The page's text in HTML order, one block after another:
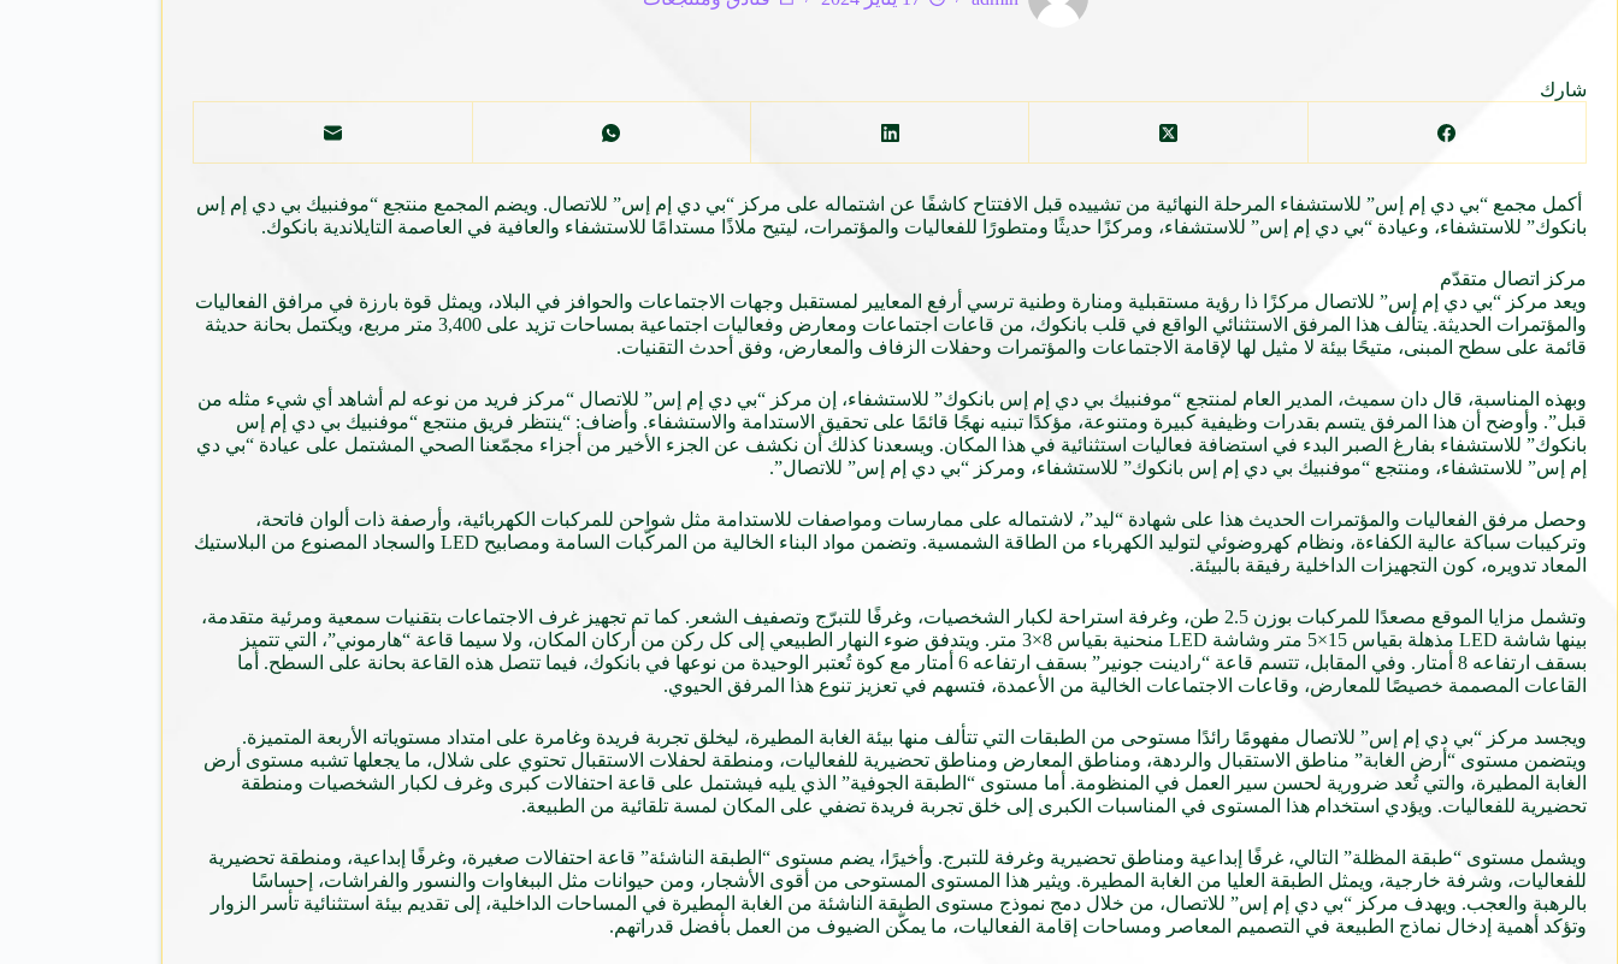
شارك
أكمل مجمع “بي دي إم إس” للاستشفاء المرحلة النهائية من تشييده قبل الافتتاح كاشفًا عن اشتماله على مركز “بي دي إم إس” للاتصال. ويضم المجمع منتجع “موفنبيك بي دي إم إس
بانكوك” للاستشفاء، وعيادة “بي دي إم إس” للاستشفاء، ومركزًا حديثًا ومتطورًا للفعاليات والمؤتمرات، ليتيح ملاذًا مستدامًا للاستشفاء والعافية في العاصمة التايلاندية بانكوك.
مركز اتصال متقدّم
ويعد مركز “بي دي إم إس” للاتصال مركزًا ذا رؤية مستقبلية ومنارة وطنية ترسي أرفع المعايير لمستقبل وجهات الاجتماعات والحوافز في البلاد، ويمثل قوة بارزة في مرافق الفعاليات
والمؤتمرات الحديثة. يتألف هذا المرفق الاستثنائي الواقع في قلب بانكوك، من قاعات اجتماعات ومعارض وفعاليات اجتماعية بمساحات تزيد على 3,400 متر مربع، ويكتمل بحانة حديثة
قائمة على سطح المبنى، متيحًا بيئة لا مثيل لها لإقامة الاجتماعات والمؤتمرات وحفلات الزفاف والمعارض، وفق أحدث التقنيات.
وبهذه المناسبة، قال دان سميث، المدير العام لمنتجع “موفنبيك بي دي إم إس بانكوك” للاستشفاء، إن مركز “بي دي إم إس” للاتصال “مركز فريد من نوعه لم أشاهد أي شيء مثله من
قبل”. وأوضح أن هذا المرفق يتسم بقدرات وظيفية كبيرة ومتنوعة، مؤكدًا تبنيه نهجًا قائمًا على تحقيق الاستدامة والاستشفاء. وأضاف: “ينتظر فريق منتجع “موفنبيك بي دي إم إس
بانكوك” للاستشفاء بفارغ الصبر البدء في استضافة فعاليات استثنائية في هذا المكان. ويسعدنا كذلك أن نكشف عن الجزء الأخير من أجزاء مجمّعنا الصحي المشتمل على عيادة “بي دي
إم إس” للاستشفاء، ومنتجع “موفنبيك بي دي إم إس بانكوك” للاستشفاء، ومركز “بي دي إم إس” للاتصال”.
وحصل مرفق الفعاليات والمؤتمرات الحديث هذا على شهادة “ليد”، لاشتماله على ممارسات ومواصفات للاستدامة مثل شواحن للمركبات الكهربائية، وأرصفة ذات ألوان فاتحة،
وتركيبات سباكة عالية الكفاءة، ونظام كهروضوئي لتوليد الكهرباء من الطاقة الشمسية. وتضمن مواد البناء الخالية من المركّبات السامة ومصابيح LED والسجاد المصنوع من البلاستيك
المعاد تدويره، كون التجهيزات الداخلية رفيقة بالبيئة.
وتشمل مزايا الموقع مصعدًا للمركبات بوزن 2.5 طن، وغرفة استراحة لكبار الشخصيات، وغرفًا للتبرّج وتصفيف الشعر. كما تم تجهيز غرف الاجتماعات بتقنيات سمعية ومرئية متقدمة،
بينها شاشة LED مذهلة بقياس 15×5 متر وشاشة LED منحنية بقياس 8×3 متر. ويتدفق ضوء النهار الطبيعي إلى كل ركن من أركان المكان، ولا سيما قاعة “هارموني”، التي تتميز
بسقف ارتفاعه 8 أمتار. وفي المقابل، تتسم قاعة “رادينت جونير” بسقف ارتفاعه 6 أمتار مع كوة تُعتبر الوحيدة من نوعها في بانكوك، فيما تتصل هذه القاعة بحانة على السطح. أما
القاعات المصممة خصيصًا للمعارض، وقاعات الاجتماعات الخالية من الأعمدة، فتسهم في تعزيز تنوع هذا المرفق الحيوي.
ويجسد مركز “بي دي إم إس” للاتصال مفهومًا رائدًا مستوحى من الطبقات التي تتألف منها بيئة الغابة المطيرة، ليخلق تجربة فريدة وغامرة على امتداد مستوياته الأربعة المتميزة.
ويتضمن مستوى “أرض الغابة” مناطق الاستقبال والردهة، ومناطق المعارض ومناطق تحضيرية للفعاليات، ومنطقة لحفلات الاستقبال تحتوي على شلال، ما يجعلها تشبه مستوى أرض
الغابة المطيرة، والتي تُعد ضرورية لحسن سير العمل في المنظومة. أما مستوى “الطبقة الجوفية” الذي يليه فيشتمل على قاعة احتفالات كبرى وغرف لكبار الشخصيات ومنطقة
تحضيرية للفعاليات. ويؤدي استخدام هذا المستوى في المناسبات الكبرى إلى خلق تجربة فريدة تضفي على المكان لمسة تلقائية من الطبيعة.
ويشمل مستوى “طبقة المظلة” التالي، غرفًا إبداعية ومناطق تحضيرية وغرفة للتبرج. وأخيرًا، يضم مستوى “الطبقة الناشئة” قاعة احتفالات صغيرة، وغرفًا إبداعية، ومنطقة تحضيرية
للفعاليات، وشرفة خارجية، ويمثل الطبقة العليا من الغابة المطيرة. ويثير هذا المستوى المستوحى من أقوى الأشجار، ومن حيوانات مثل الببغاوات والنسور والفراشات، إحساسًا
بالرهبة والعجب. ويهدف مركز “بي دي إم إس” للاتصال، من خلال دمج نموذج مستوى الطبقة الناشئة من الغابة المطيرة في المساحات الداخلية، إلى تقديم بيئة استثنائية تأسر الزوار
وتؤكد أهمية إدخال نماذج الطبيعة في التصميم المعاصر ومساحات إقامة الفعاليات، ما يمكّن الضيوف من العمل بأفضل قدراتهم.